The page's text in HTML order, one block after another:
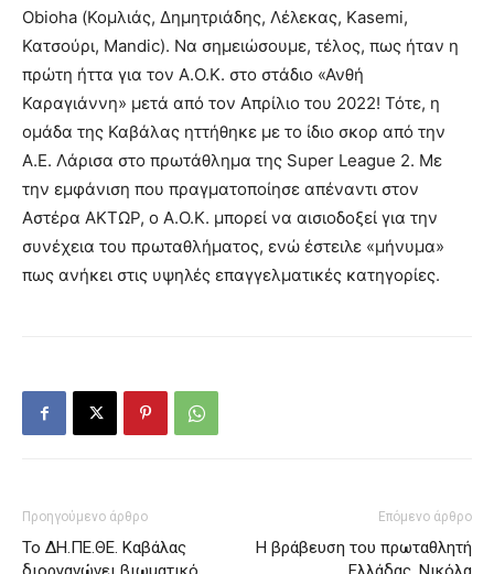
Obioha (Κομλιάς, Δημητριάδης, Λέλεκας, Kasemi,
Κατσούρι, Mandic). Να σημειώσουμε, τέλος, πως ήταν η
πρώτη ήττα για τον Α.Ο.Κ. στο στάδιο «Ανθή
Καραγιάννη» μετά από τον Απρίλιο του 2022! Τότε, η
ομάδα της Καβάλας ηττήθηκε με το ίδιο σκορ από την
Α.Ε. Λάρισα στο πρωτάθλημα της Super League 2. Με
την εμφάνιση που πραγματοποίησε απέναντι στον
Αστέρα ΑΚΤΩΡ, ο Α.Ο.Κ. μπορεί να αισιοδοξεί για την
συνέχεια του πρωταθλήματος, ενώ έστειλε «μήνυμα»
πως ανήκει στις υψηλές επαγγελματικές κατηγορίες.
Προηγούμενο άρθρο
Το ΔΗ.ΠΕ.ΘΕ. Καβάλας
Επόμενο άρθρο
Η βράβευση του πρωταθλητή